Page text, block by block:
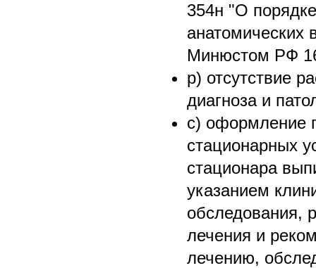
354н "О
анатомических
Минюстом РФ
р) отсутствие
диагноза и
с) оформление
стационарных
стационара
указанием
обследования,
лечения и
лечению,